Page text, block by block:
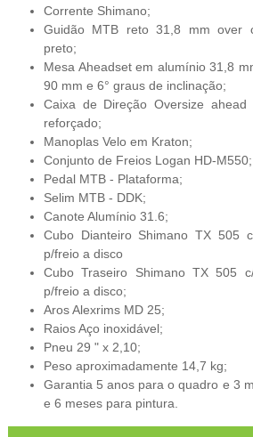
Corrente Shimano;
Guidão MTB reto 31,8 mm over
preto;
Mesa Aheadset em alumínio 31,8
90 mm e 6° graus de inclinação;
Caixa de Direção Oversize ahead
reforçado;
Manoplas Velo em Kraton;
Conjunto de Freios Logan HD-M550;
Pedal MTB - Plataforma;
Selim MTB - DDK;
Canote Alumínio 31.6;
Cubo Dianteiro Shimano TX 505
p/freio a disco
Cubo Traseiro Shimano TX 505
p/freio a disco;
Aros Alexrims MD 25;
Raios Aço inoxidável;
Pneu 29 " x 2,10;
Peso aproximadamente 14,7 kg;
Garantia 5 anos para o quadro e 3
e 6 meses para pintura.